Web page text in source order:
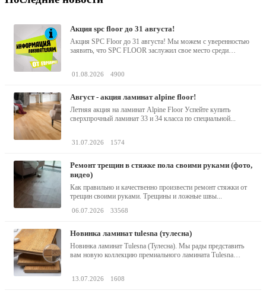
акция spc floor до 31 августа!
Акция SPC Floor до 31 августа! Мы можем с уверенностью
заявить, что SPC FLOOR заслужил свое место среди
01.08.2026 4900
август - акция ламинат alpine floor!
Летняя акция на ламинат Alpine Floor Успейте купить
сверхпрочный ламинат 33 и 34 класса по специальной...
31.07.2026 1574
ремонт трещин в стяжке пола своими руками (фото,
видео)
Как правильно и качественно произвести ремонт стяжки от
трещин своими руками. Трещины и ложные швы...
06.07.2026 33568
новинка ламинат tulesna (тулесна)
Новинка ламинат Tulesna (Тулесна). Мы рады представить
вам новую коллекцию премиального ламината Tulesna
13.07.2026 1608